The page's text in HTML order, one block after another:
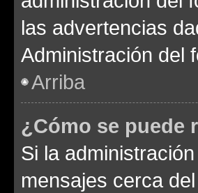
las advertencias
Administración del
Arriba
¿Cómo se puede
Si la
mensajes cerca